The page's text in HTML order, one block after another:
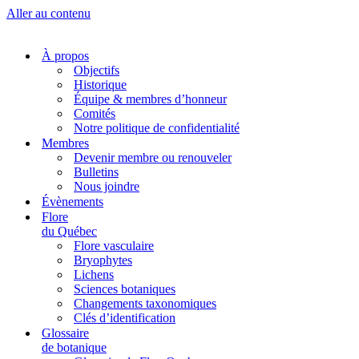
Aller au contenu
À propos
Objectifs
Historique
Équipe & membres d’honneur
Comités
Notre politique de confidentialité
Membres
Devenir membre ou renouveler
Bulletins
Nous joindre
Évènements
Flore
du Québec
Flore vasculaire
Bryophytes
Lichens
Sciences botaniques
Changements taxonomiques
Clés d’identification
Glossaire
de botanique